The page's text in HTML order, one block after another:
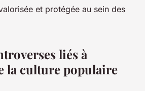
et protégée au sein des
liés à
la culture populaire